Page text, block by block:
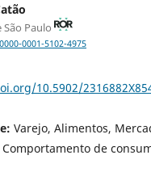
Paulo
0001-5102-4975
10.5902/
Varejo, Alimentos,
de